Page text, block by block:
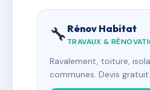
🔧 Rénov Habitat
TRAVAUX &
Ravalement, toiture,
communes. Devis gratuit.